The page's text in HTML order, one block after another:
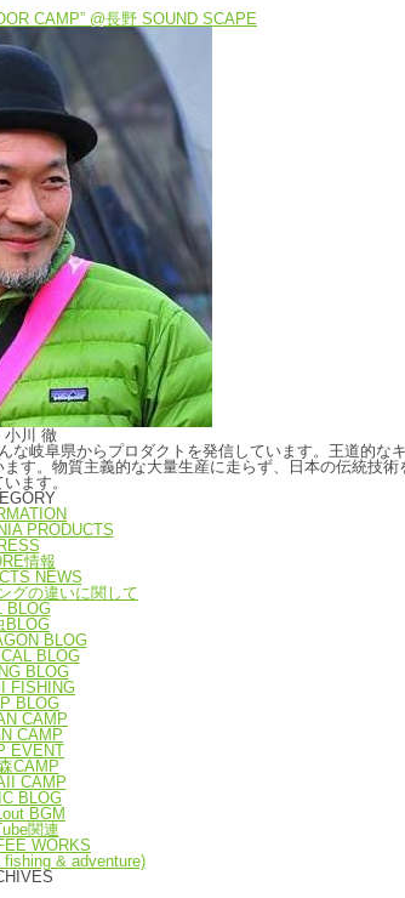
CAMP” @長野 SOUND SCAPE
小川 徹
岐阜県からプロダクトを発信しています。王道的な
。物質主義的な大量生産に走らず、日本の伝統技
ます。
PRODUCTS
情報
NEWS
グの違いに関して
BLOG
BLOG
BLOG
BLOG
BLOG
FISHING
BLOG
CAMP
CAMP
EVENT
CAMP
CAMP
BLOG
BGM
関連
WORKS
& adventure)